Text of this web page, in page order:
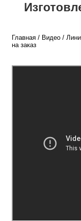
Главная / Видео /
на заказ